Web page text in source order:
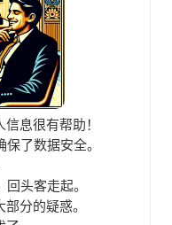
息很有帮助！
了数据安全。
头客走起。
分的疑惑。